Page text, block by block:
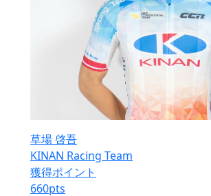
草場 啓吾
KINAN Racing Team
獲得ポイント
660pts